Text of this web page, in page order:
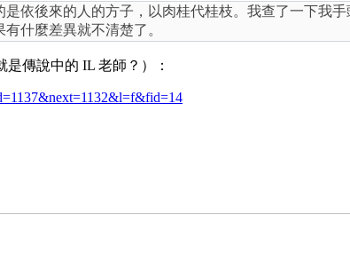
依後來的人的方子，以肉桂代桂枝。我查了一下我
什麼差異就不清楚了。
傳說中的 IL 老師？）：